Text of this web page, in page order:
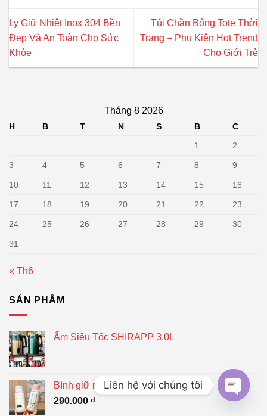
Ly Giữ Nhiệt Inox 304 Bền
Đẹp Và An Toàn Cho Sức
Khỏe
Túi Chần Bông Tote Thời
Trang – Phụ Kiện Hot Trend
Cho Giới Trẻ
Tháng 8 2026
H B T N S B
C
1
2
3 4 5 6 7 8 9
10 11 12 13 14 15 16
17 18 19 20 21 22 23
24 25 26 27 28 29 30
31
« Th6
SẢN PHẨM
Ấm Siêu Tốc SHIRAPP 3.0L
Bình giữ nhiệt 500ml
290.000 ₫
Liên hệ với chúng tôi